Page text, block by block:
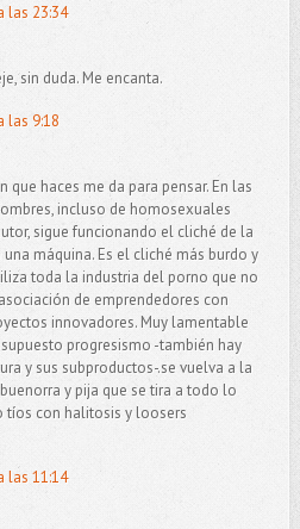
las 23:34
sin duda. Me encanta.
las 9:18
que haces me da para pensar. En las
incluso de homosexuales
sigue funcionando el cliché de la
máquina. Es el cliché más burdo y
toda la industria del porno que no
de emprendedores con
innovadores. Muy lamentable
progresismo -también hay
y sus subproductos-.se vuelva a la
y pija que se tira a todo lo
tíos con halitosis y loosers
las 11:14